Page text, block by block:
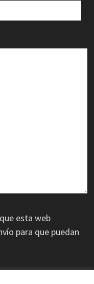
esta web
para que puedan